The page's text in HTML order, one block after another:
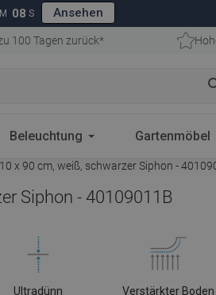
M 07 S Ansehen
100 Tagen zurück*
Beleuchtung Gartenmöbel
x 90 cm, weiß, schwarzer Siphon -
Siphon - 40109011B
Ultradünn Verstärkter Boden